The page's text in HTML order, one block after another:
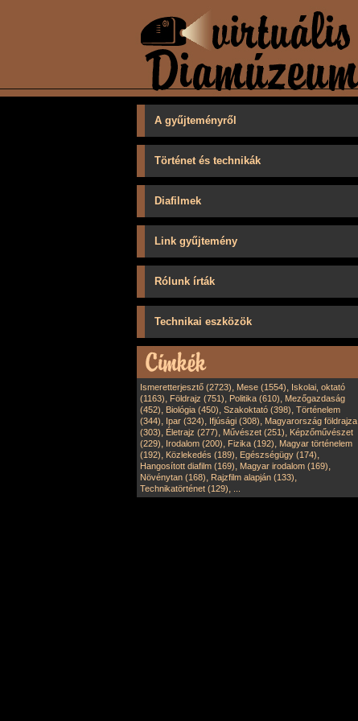
A gyűjteményről
Történet és technikák
Diafilmek
Link gyűjtemény
Rólunk írták
Technikai eszközök
Ismeretterjesztő (2723), Mese (1554), Iskolai, oktató
(1163), Földrajz (751), Politika (610), Mezőgazdaság
(452), Biológia (450), Szakoktató (398), Történelem
(344), Ipar (324), Ifjúsági (308), Magyarország földrajza
(303), Életrajz (277), Művészet (251), Képzőművészet
(229), Irodalom (200), Fizika (192), Magyar történelem
(192), Közlekedés (189), Egészségügy (174),
Hangosított diafilm (169), Magyar irodalom (169),
Növénytan (168), Rajzfilm alapján (133),
Technikatörténet (129),